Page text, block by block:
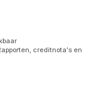
creditnota's en